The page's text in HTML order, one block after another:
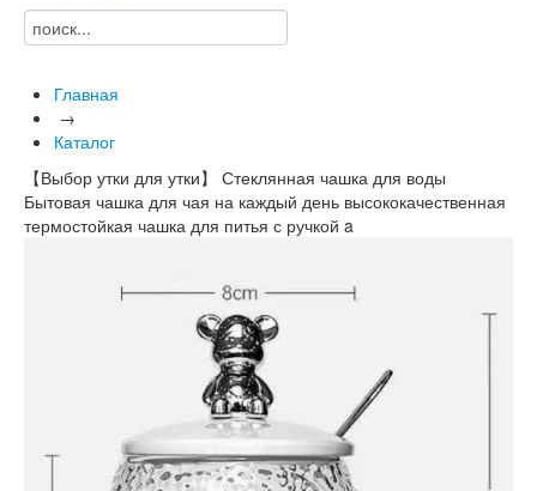
Главная
→
Каталог
【Выбор утки для утки】 Стеклянная чашка для воды
Бытовая чашка для чая на каждый день высококачественная
термостойкая чашка для питья с ручкой a